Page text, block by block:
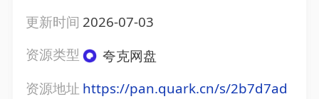
更新时间 2026-07-03
资源类型
夸克网盘
资源地址 https://pan.quark.cn/s/2b7d7ad